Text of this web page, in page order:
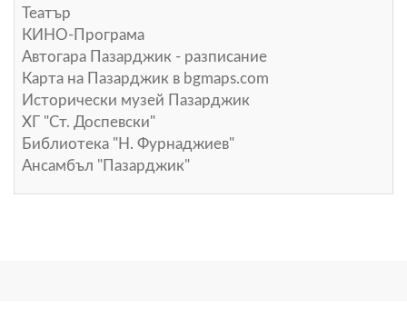
Театър
КИНО-Програма
Автогара Пазарджик - разписание
Карта на Пазарджик в bgmaps.com
Исторически музей Пазарджик
ХГ "Ст. Доспевски"
Библиотека "Н. Фурнаджиев"
Ансамбъл "Пазарджик"